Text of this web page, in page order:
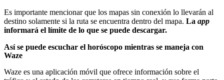
Es importante mencionar que los mapas sin conexión lo llevarán al
destino solamente si la ruta se encuentra dentro del mapa. La app
informará el límite de lo que se puede descargar.
Así se puede escuchar el horóscopo mientras se maneja con
Waze
Waze es una aplicación móvil que ofrece información sobre el